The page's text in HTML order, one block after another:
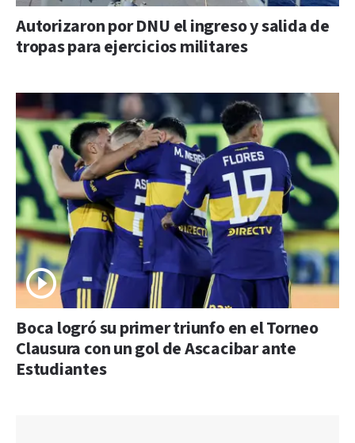
Autorizaron por DNU el ingreso y salida de
tropas para ejercicios militares
Boca logró su primer triunfo en el Torneo
Clausura con un gol de Ascacibar ante
Estudiantes